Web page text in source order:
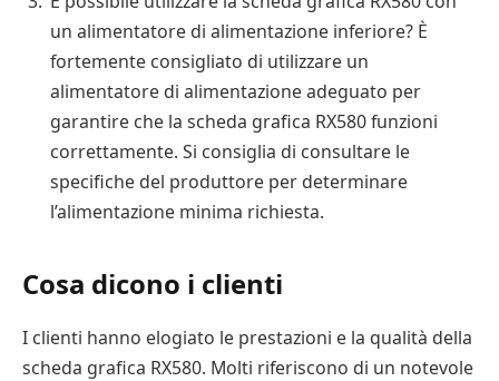
un alimentatore di alimentazione inferiore? È
fortemente consigliato di utilizzare un
alimentatore di alimentazione adeguato per
garantire che la scheda grafica RX580 funzioni
correttamente. Si consiglia di consultare le
specifiche del produttore per determinare
l’alimentazione minima richiesta.
Cosa dicono i clienti
I clienti hanno elogiato le prestazioni e la qualità della
scheda grafica RX580. Molti riferiscono di un notevole